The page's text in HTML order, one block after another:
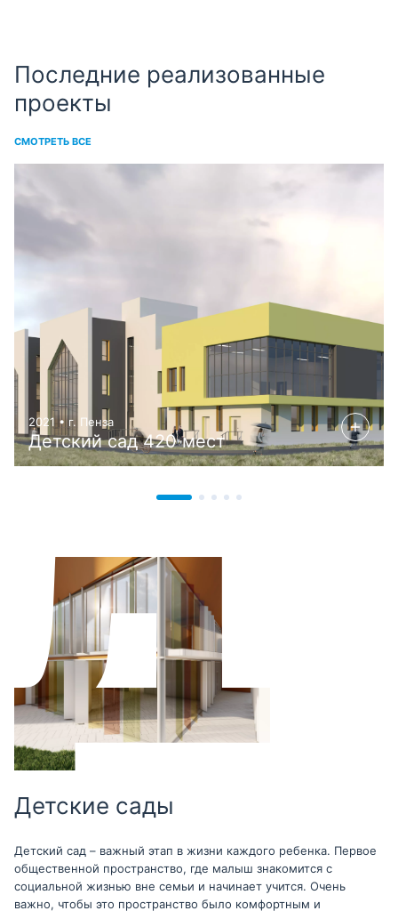
Последние реализованные
проекты
СМОТРЕТЬ ВСЕ
2021 • г. Пенза
Детский сад 420 мест
Детские сады
Детский сад – важный этап в жизни каждого ребенка. Первое
общественной пространство, где малыш знакомится с
социальной жизнью вне семьи и начинает учится. Очень
важно, чтобы это пространство было комфортным и